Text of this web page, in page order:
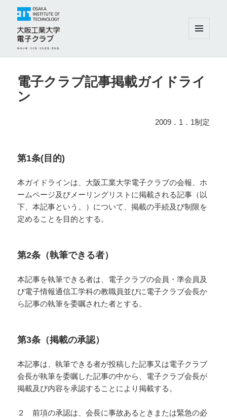
電子クラブ記事掲載ガイドライ
ン
2009．1．1制定
第1条(目的)
本ガイドラインは、大阪工業大学電子クラブの会報、ホ
ームページ及びメーリングリストに掲載される記事（以
下、本記事という。）について、掲載の手続及び制限を
定めることを目的とする。
第2条（執筆できる者）
本記事を執筆できる者は、電子クラブの会員・準会員及
び電子情報通信工学科の教職員並びに電子クラブ会長か
ら記事の執筆を委嘱された者とする。
第3条（掲載の承認）
本記事は、執筆できる者が投稿した記事又は電子クラブ
会長が執筆を委嘱した記事の中から、電子クラブ会長が
掲載及び内容を承認することにより掲載する。
２ 前項の承認は、会長に事故あるときまたは緊急の必